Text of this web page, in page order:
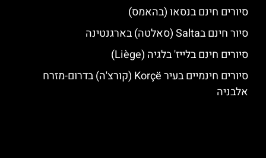
סיורים חינם בנסאו (בהאמס)
סיור חינם בSalta (סאלטה) בארגנטינה
סיורים חינם בלייז' בלגיה (Liège)
סיורים חינמיים בעיר Korçë (קורצ'ה) בדרום-מזרח
אלבניה